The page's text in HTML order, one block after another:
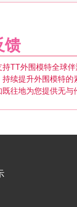
馈
TT外围模特全球
续提升外围模特
往地为您提供无与